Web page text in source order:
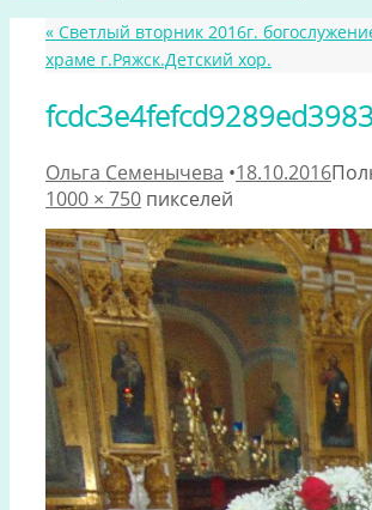
« Светлый вторник 2016г.
храме г.Ряжск.Детский хор.
Ольга Семенычева •18.10.2016
1000 × 750 пикселей